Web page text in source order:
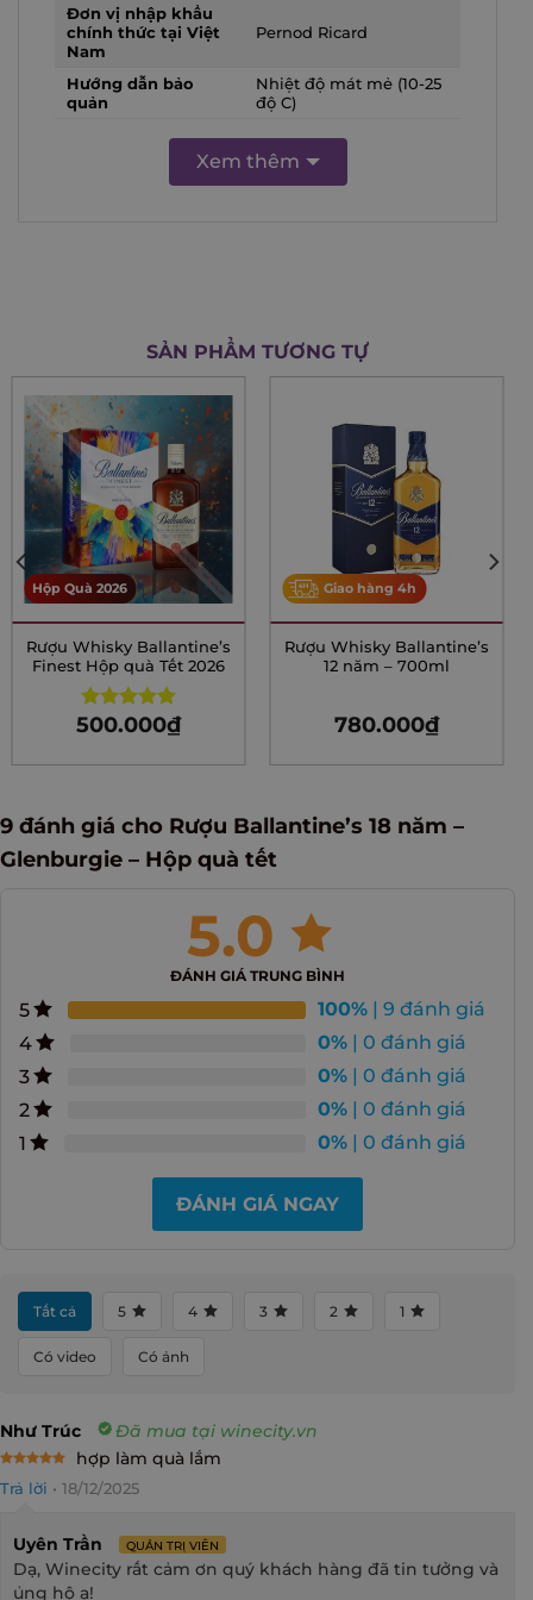
Đơn vị nhập khẩu
chính thức tại Việt
Nam
Pernod Ricard
Hướng dẫn bảo
quản
Nhiệt độ mát mẻ (10-25
độ C)
Xem thêm
SẢN PHẨM TƯƠNG TỰ
Hộp Quà 2026
Rượu Whisky Ballantine’s
Finest Hộp quà Tết 2026
Rated5.00
500.000₫
Giao hàng 4h
Rượu Whisky Ballantine’s
12 năm – 700ml
780.000₫
9 đánh giá cho Rượu Ballantine’s 18 năm –
Glenburgie – Hộp quà tết
5.0
ĐÁNH GIÁ TRUNG BÌNH
5 100% | 9 đánh giá
4
0% | 0 đánh giá
3
0% | 0 đánh giá
2
0% | 0 đánh giá
1
0% | 0 đánh giá
ĐÁNH GIÁ NGAY
Tất cả 5 4 3 2 1
Có video Có ảnh
Như Trúc Đã mua tại winecity.vn
out of 5
hợp làm quà lắm
Trả lời • 18/12/2025
Uyên Trần QUẢN TRỊ VIÊN
Dạ, Winecity rất cảm ơn quý khách hàng đã tin tưởng và
ủng hộ ạ!